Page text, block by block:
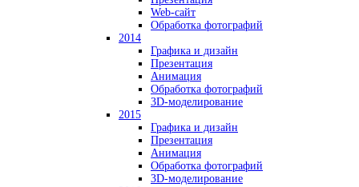
Web-сайт
Обработка фотографий
2014
Графика и дизайн
Презентация
Анимация
Обработка фотографий
3D-моделирование
2015
Графика и дизайн
Презентация
Анимация
Обработка фотографий
3D-моделирование